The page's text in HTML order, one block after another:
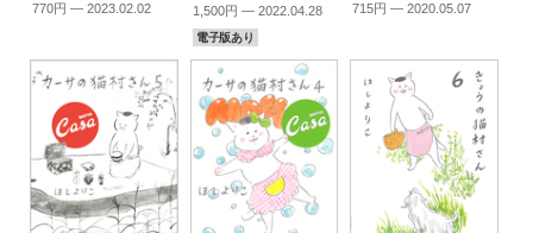
770円 — 2023.02.02 1,500円 — 2022.04.28
電子版あり
715円 — 2020.05.07